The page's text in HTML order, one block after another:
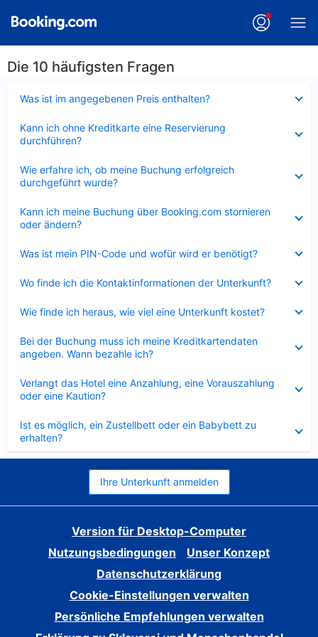
Die 10 häufigsten Fragen
Was ist im angegebenen Preis enthalten?
Kann ich ohne Kreditkarte eine Reservierung
durchführen?
Wie erfahre ich, ob meine Buchung erfolgreich
durchgeführt wurde?
Kann ich meine Buchung über Booking.com stornieren
oder ändern?
Was ist mein PIN-Code und wofür wird er benötigt?
Wo finde ich die Kontaktinformationen der Unterkunft?
Wie finde ich heraus, wie viel eine Unterkunft kostet?
Bei der Buchung muss ich meine Kreditkartendaten
angeben. Wann bezahle ich?
Verlangt das Hotel eine Anzahlung, eine Vorauszahlung
oder eine Kaution?
Ist es möglich, ein Zustellbett oder ein Babybett zu
erhalten?
Ihre Unterkunft anmelden
Version für Desktop-Computer
Nutzungsbedingungen
Unser Konzept
Datenschutzerklärung
Cookie-Einstellungen verwalten
Persönliche Empfehlungen verwalten